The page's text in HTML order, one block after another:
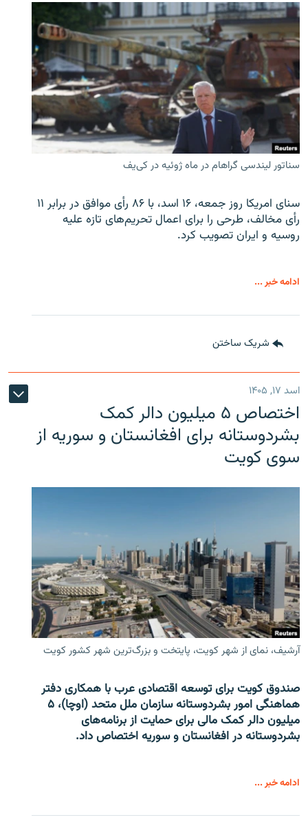
سناتور لیندسی گراهام در ماه ژوئیه در کی‌یف
سنای امریکا روز جمعه، ۱۶ اسد، با ۸۶ رأی موافق در برابر ۱۱
رأی مخالف، طرحی را برای اعمال تحریم‌های تازه علیه
روسیه و ایران تصویب کرد.
ادامه خبر ...
شریک ساختن
اسد ۱۷, ۱۴۰۵
اختصاص ۵ میلیون دالر کمک
بشردوستانه برای افغانستان و سوریه از
سوی کویت
آرشیف، نمای از شهر کویت، پایتخت و بزرگ‌ترین شهر کشور کویت
صندوق کویت برای توسعه اقتصادی عرب با همکاری دفتر
هماهنگی امور بشردوستانه سازمان ملل متحد (اوچا)، ۵
میلیون دالر کمک مالی برای حمایت از برنامه‌های
بشردوستانه در افغانستان و سوریه اختصاص داد.
ادامه خبر ...